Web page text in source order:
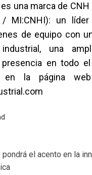
una marca de CNH
/ MI:CNHI): un
de equipo con
industrial, una
en todo
en la página web
pondrá el acento en la